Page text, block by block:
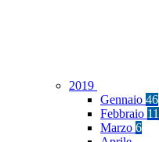
2019
Gennaio 46
Febbraio 11
Marzo 6